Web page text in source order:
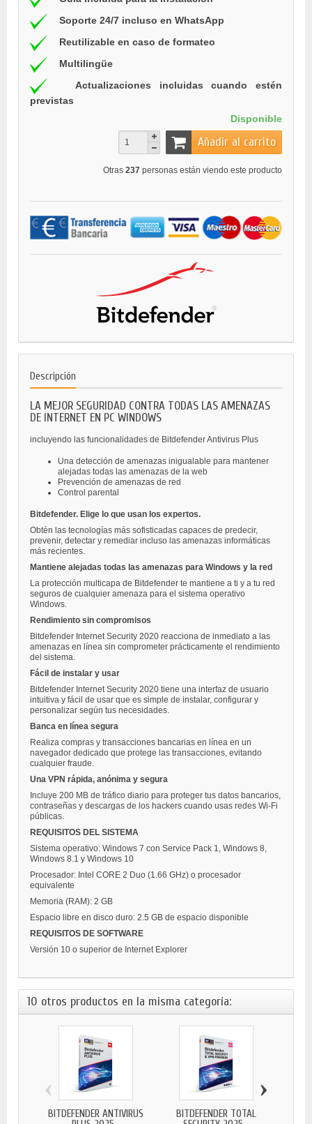
Soporte 24/7 incluso en WhatsApp
Reutilizable en caso de formateo
Multilingüe
Actualizaciones incluidas cuando estén
previstas
Disponible
Añadir al carrito
Otras 237 personas están viendo este producto
Descripción
LA MEJOR SEGURIDAD CONTRA TODAS LAS AMENAZAS
DE INTERNET EN PC WINDOWS
incluyendo las funcionalidades de Bitdefender Antivirus Plus
Una detección de amenazas inigualable para mantener
alejadas todas las amenazas de la web
Prevención de amenazas de red
Control parental
Bitdefender. Elige lo que usan los expertos.
Obtén las tecnologías más sofisticadas capaces de predecir,
prevenir, detectar y remediar incluso las amenazas informáticas
más recientes.
Mantiene alejadas todas las amenazas para Windows y la red
La protección multicapa de Bitdefender te mantiene a ti y a tu red
seguros de cualquier amenaza para el sistema operativo
Windows.
Rendimiento sin compromisos
Bitdefender Internet Security 2020 reacciona de inmediato a las
amenazas en línea sin comprometer prácticamente el rendimiento
del sistema.
Fácil de instalar y usar
Bitdefender Internet Security 2020 tiene una interfaz de usuario
intuitiva y fácil de usar que es simple de instalar, configurar y
personalizar según tus necesidades.
Banca en línea segura
Realiza compras y transacciones bancarias en línea en un
navegador dedicado que protege las transacciones, evitando
cualquier fraude.
Una VPN rápida, anónima y segura
Incluye 200 MB de tráfico diario para proteger tus datos bancarios,
contraseñas y descargas de los hackers cuando usas redes Wi-Fi
públicas.
REQUISITOS DEL SISTEMA
Sistema operativo: Windows 7 con Service Pack 1, Windows 8,
Windows 8.1 y Windows 10
Procesador: Intel CORE 2 Duo (1.66 GHz) o procesador
equivalente
Memoria (RAM): 2 GB
Espacio libre en disco duro: 2.5 GB de espacio disponible
REQUISITOS DE SOFTWARE
Versión 10 o superior de Internet Explorer
10 otros productos en la misma categoría:
BITDEFENDER ANTIVIRUS
BITDEFENDER TOTAL
‹ ›